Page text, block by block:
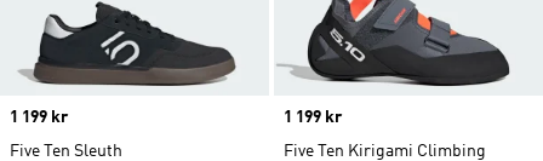
Price
1 199 kr
Five Ten Sleuth
Price
1 199 kr
Five Ten Kirigami Climbing